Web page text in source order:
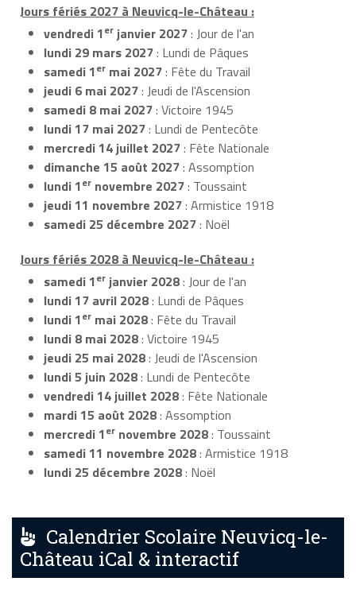
Jours fériés 2027 à Neuvicq-le-Château :
vendredi 1er janvier 2027: Jour de l'an
lundi 29 mars 2027: Lundi de Pâques
samedi 1er mai 2027: Fête du Travail
jeudi 6 mai 2027: Jeudi de l'Ascension
samedi 8 mai 2027: Victoire 1945
lundi 17 mai 2027: Lundi de Pentecôte
mercredi 14 juillet 2027: Fête Nationale
dimanche 15 août 2027: Assomption
lundi 1er novembre 2027: Toussaint
jeudi 11 novembre 2027: Armistice 1918
samedi 25 décembre 2027: Noël
Jours fériés 2028 à Neuvicq-le-Château :
samedi 1er janvier 2028: Jour de l'an
lundi 17 avril 2028: Lundi de Pâques
lundi 1er mai 2028: Fête du Travail
lundi 8 mai 2028: Victoire 1945
jeudi 25 mai 2028: Jeudi de l'Ascension
lundi 5 juin 2028: Lundi de Pentecôte
vendredi 14 juillet 2028: Fête Nationale
mardi 15 août 2028: Assomption
mercredi 1er novembre 2028: Toussaint
samedi 11 novembre 2028: Armistice 1918
lundi 25 décembre 2028: Noël
Calendrier Scolaire Neuvicq-le-
Château iCal & interactif